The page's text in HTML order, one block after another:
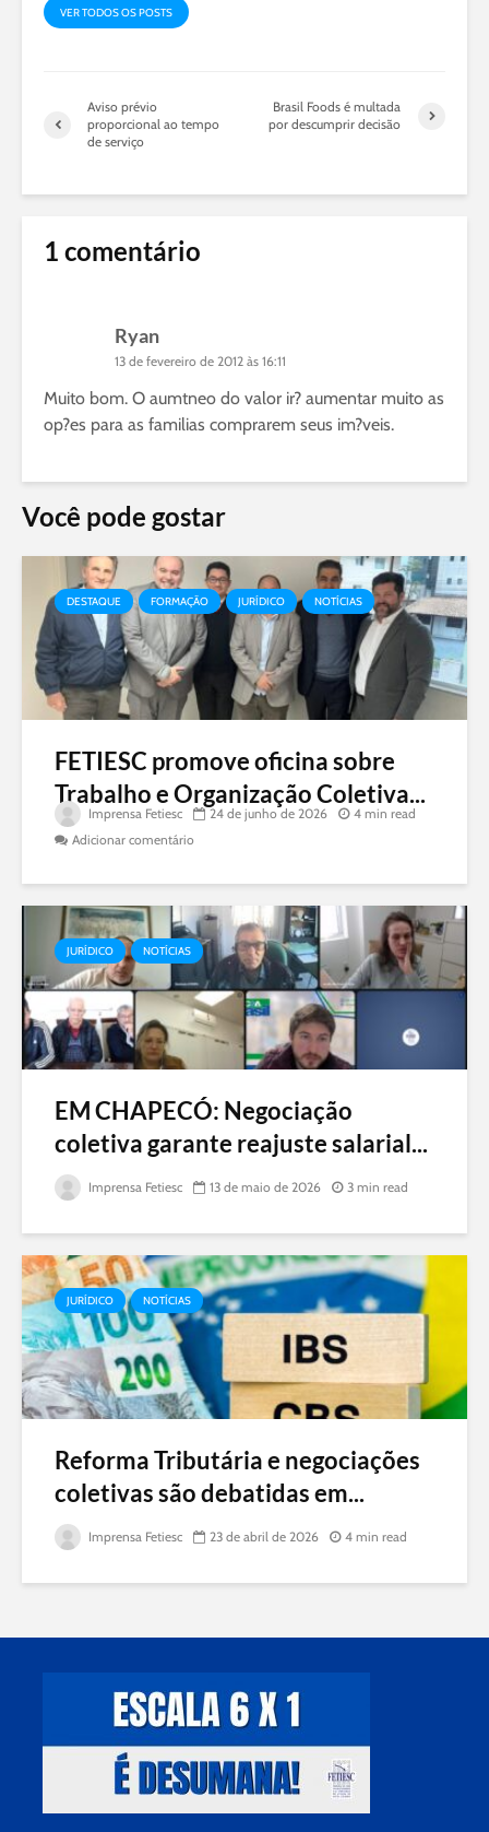
VER TODOS OS POSTS
Aviso prévio
proporcional ao tempo
de serviço
Brasil Foods é multada
por descumprir decisão
1 comentário
Ryan
13 de fevereiro de 2012 às 16:11
Muito bom. O aumtneo do valor ir? aumentar muito as
op?es para as familias comprarem seus im?veis.
Você pode gostar
DESTAQUE FORMAÇÃO JURÍDICO NOTÍCIAS
FETIESC promove oficina sobre
Trabalho e Organização Coletiva...
Imprensa Fetiesc 24 de junho de 2026
4 min read
Adicionar comentário
JURÍDICO NOTÍCIAS
EM CHAPECÓ: Negociação
coletiva garante reajuste salarial...
Imprensa Fetiesc 13 de maio de 2026 3 min read
JURÍDICO NOTÍCIAS
Reforma Tributária e negociações
coletivas são debatidas em...
Imprensa Fetiesc 23 de abril de 2026 4 min read